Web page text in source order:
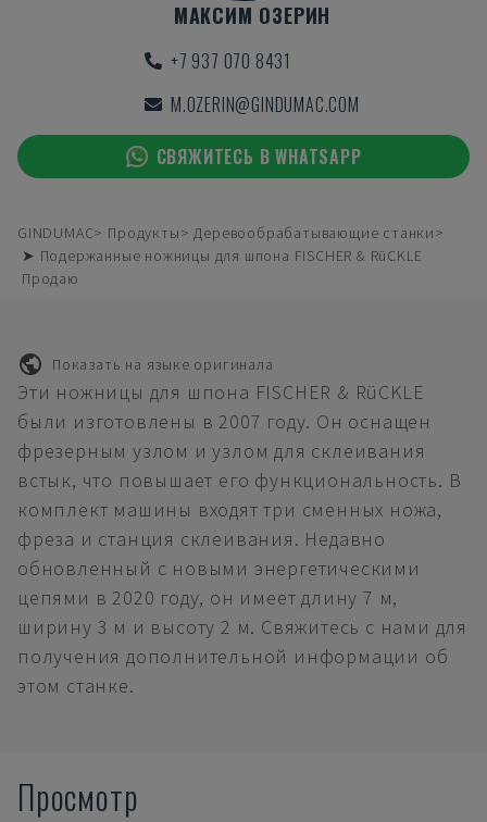
МАКСИМ ОЗЕРИН
+7 937 070 8431
M.OZERIN@GINDUMAC.COM
СВЯЖИТЕСЬ В WHATSAPP
GINDUMAC Продукты
Деревообрабатывающие станки
➤ Подержанные ножницы для шпона FISCHER & RüCKLE
Продаю
Показать на языке оригинала
Эти ножницы для шпона FISCHER & RüCKLE
были изготовлены в 2007 году. Он оснащен
фрезерным узлом и узлом для склеивания
встык, что повышает его функциональность. В
комплект машины входят три сменных ножа,
фреза и станция склеивания. Недавно
обновленный с новыми энергетическими
цепями в 2020 году, он имеет длину 7 м,
ширину 3 м и высоту 2 м. Свяжитесь с нами для
получения дополнительной информации об
этом станке.
Просмотр